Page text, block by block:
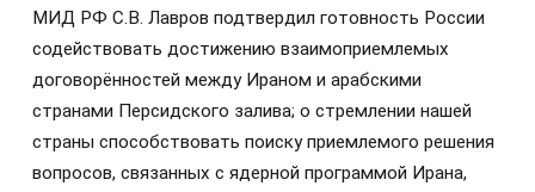
МИД РФ С.В. Лавров подтвердил готовность России
содействовать достижению взаимоприемлемых
договорённостей между Ираном и арабскими
странами Персидского залива; о стремлении нашей
страны способствовать поиску приемлемого решения
вопросов, связанных с ядерной программой Ирана,